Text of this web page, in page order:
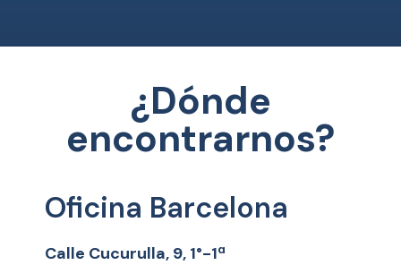
¿Dónde
encontrarnos?
Oficina Barcelona
Calle Cucurulla, 9, 1°-1ª